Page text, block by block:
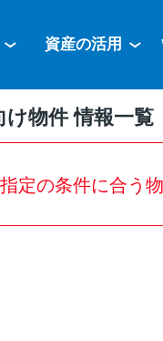
資産の活用
物件 情報一覧
定の条件に合う